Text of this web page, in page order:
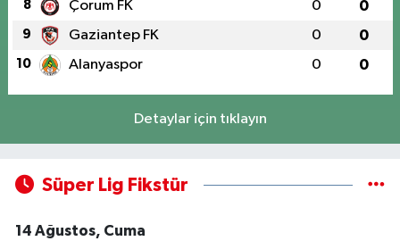
8 Çorum FK 0 0
9 Gaziantep FK 0 0
10 Alanyaspor 0 0
Detaylar için tıklayın
Süper Lig Fikstür
14 Ağustos, Cuma